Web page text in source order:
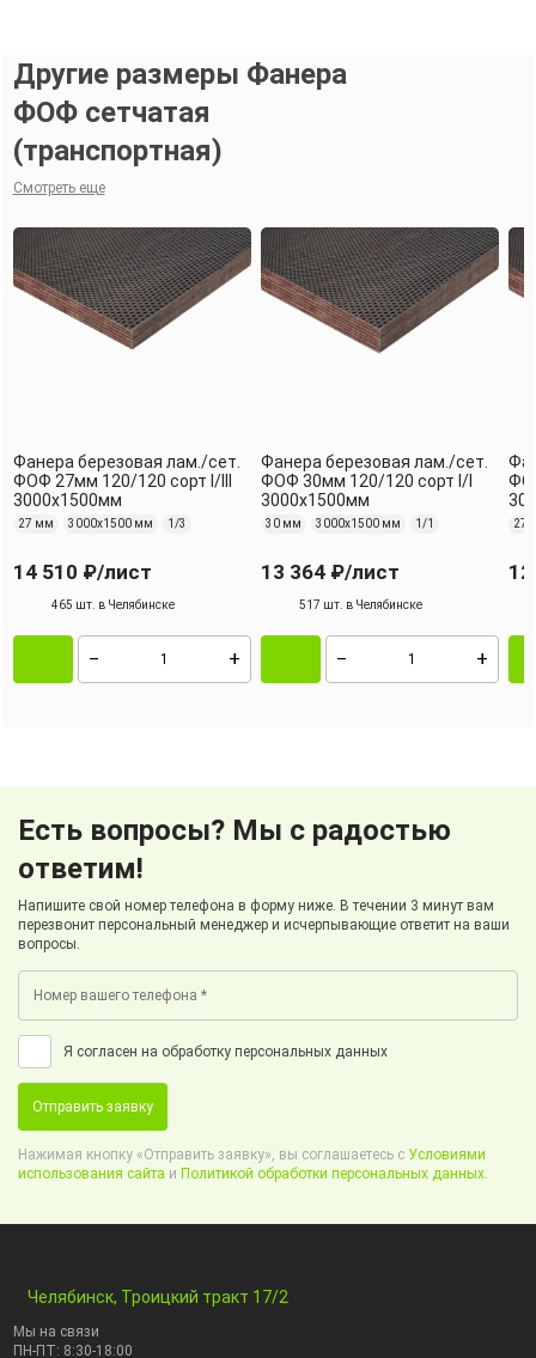
Другие размеры Фанера
ФОФ сетчатая
(транспортная)
Смотреть еще
Фанера березовая лам./сет.
ФОФ 27мм 120/120 сорт I/III
3000х1500мм
27 мм 3000х1500 мм 1/3
14 510 ₽/лист
465 шт. в Челябинске
Фанера березовая лам./сет.
ФОФ 30мм 120/120 сорт I/I
3000х1500мм
30 мм 3000х1500 мм 1/1
13 364 ₽/лист
517 шт. в Челябинске
27
Есть вопросы? Мы с радостью
ответим!
Напишите свой номер телефона в форму ниже. В течении 3 минут вам
перезвонит персональный менеджер и исчерпывающие ответит на ваши
вопросы.
Я согласен на обработку персональных данных
Отправить заявку
Нажимая кнопку «Отправить заявку», вы соглашаетесь с Условиями
использования сайта и Политикой обработки персональных данных.
Челябинск, Троицкий тракт 17/2
Мы на связи
ПН-ПТ: 8:30-18:00